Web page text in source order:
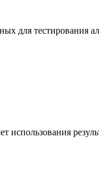
для тестирования